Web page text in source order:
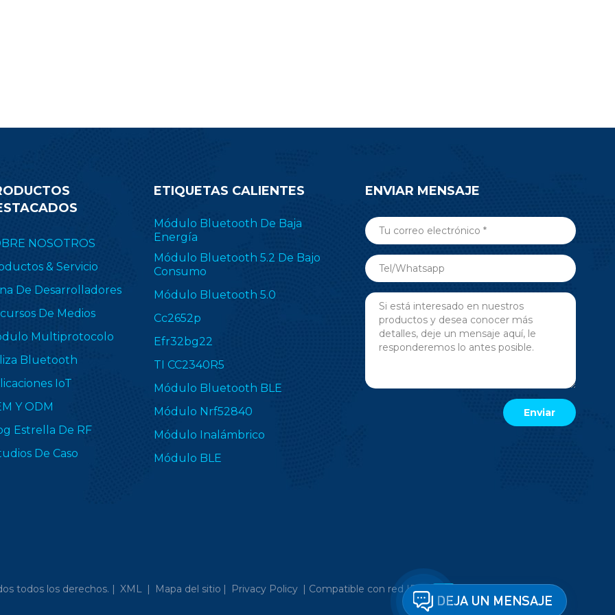
NOSOTROS
& Servicio
De Desarrolladores
De Medios
Multiprotocolo
Bluetooth
IoT
Y ODM
Estrella De RF
De Caso
ETIQUETAS CALIENTES
Módulo Bluetooth De Baja
Energía
Módulo Bluetooth 5.2 De Bajo
Consumo
Módulo Bluetooth 5.0
Cc2652p
Efr32bg22
TI CC2340R5
Módulo Bluetooth BLE
Módulo Nrf52840
Módulo Inalámbrico
Módulo BLE
ENVIAR MENSAJE
todos los derechos. | XML | Mapa del sitio | Privacy Policy | Compatible con red IPv6
DEJA UN MENSAJE